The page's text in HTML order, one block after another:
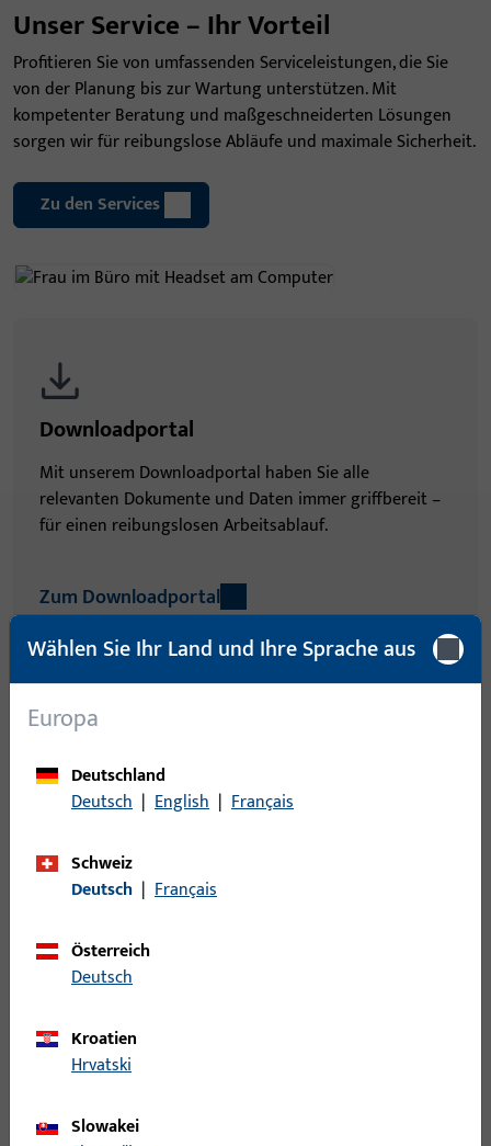
Unser Service – Ihr Vorteil
Profitieren Sie von umfassenden Serviceleistungen, die Sie
von der Planung bis zur Wartung unterstützen. Mit
kompetenter Beratung und maßgeschneiderten Lösungen
sorgen wir für reibungslose Abläufe und maximale Sicherheit.
Zu den Services
Downloadportal
Mit unserem Downloadportal haben Sie alle
relevanten Dokumente und Daten immer griffbereit –
für einen reibungslosen Arbeitsablauf.
Zum Downloadportal
ProPoint Serviceportal
Im ProPoint Serviceportal „Mein Bereich“ stehen Ihnen
Wählen Sie Ihr Land und Ihre Sprache aus
Europa
Deutschland
Deutsch | English | Français
Schweiz
Deutsch | Français
Österreich
Deutsch
Kroatien
Hrvatski
Slowakei